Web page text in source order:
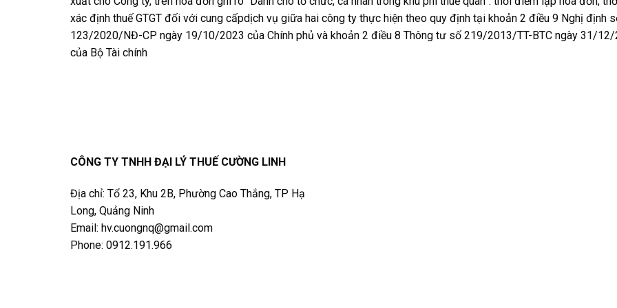
xác định thuế GTGT đối với cung cấpdịch vụ giữa hai công ty thực hiện theo quy định tại khoản 2 điều 9 Nghị định
123/2020/NĐ-CP ngày 19/10/2023 của Chính phủ và khoản 2 điều 8 Thông tư số 219/2013/TT-BTC ngày 31/12/
của Bộ Tài chính
CÔNG TY TNHH ĐẠI LÝ THUẾ CƯỜNG LINH
Địa chỉ: Tổ 23, Khu 2B, Phường Cao Thắng, TP Hạ
Long, Quảng Ninh
Email: hv.cuongnq@gmail.com
Phone: 0912.191.966